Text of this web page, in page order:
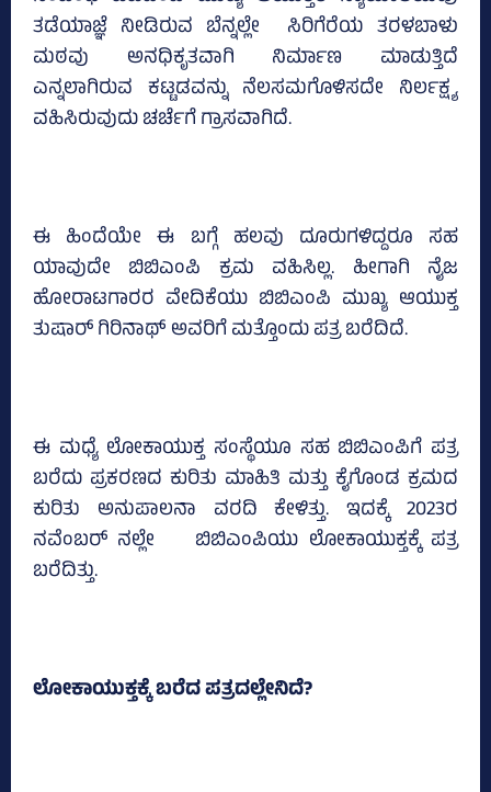
ತಡೆಯಾಜ್ಞೆ ನೀಡಿರುವ ಬೆನ್ನಲ್ಲೇ ಸಿರಿಗೆರೆಯ ತರಳಬಾಳು
ಮಠವು ಅನಧಿಕೃತವಾಗಿ ನಿರ್ಮಾಣ ಮಾಡುತ್ತಿದೆ
ಎನ್ನಲಾಗಿರುವ ಕಟ್ಟಡವನ್ನು ನೆಲಸಮಗೊಳಿಸದೇ ನಿರ್ಲಕ್ಷ್ಯ
ವಹಿಸಿರುವುದು ಚರ್ಚೆಗೆ ಗ್ರಾಸವಾಗಿದೆ.
ಈ ಹಿಂದೆಯೇ ಈ ಬಗ್ಗೆ ಹಲವು ದೂರುಗಳಿದ್ದರೂ ಸಹ
ಯಾವುದೇ ಬಿಬಿಎಂಪಿ ಕ್ರಮ ವಹಿಸಿಲ್ಲ. ಹೀಗಾಗಿ ನೈಜ
ಹೋರಾಟಗಾರರ ವೇದಿಕೆಯು ಬಿಬಿಎಂಪಿ ಮುಖ್ಯ ಆಯುಕ್ತ
ತುಷಾರ್‌ ಗಿರಿನಾಥ್‌ ಅವರಿಗೆ ಮತ್ತೊಂದು ಪತ್ರ ಬರೆದಿದೆ.
ಈ ಮಧ್ಯೆ ಲೋಕಾಯುಕ್ತ ಸಂಸ್ಥೆಯೂ ಸಹ ಬಿಬಿಎಂಪಿಗೆ ಪತ್ರ
ಬರೆದು ಪ್ರಕರಣದ ಕುರಿತು ಮಾಹಿತಿ ಮತ್ತು ಕೈಗೊಂಡ ಕ್ರಮದ
ಕುರಿತು ಅನುಪಾಲನಾ ವರದಿ ಕೇಳಿತ್ತು. ಇದಕ್ಕೆ 2023ರ
ನವೆಂಬರ್ ನಲ್ಲೇ ಬಿಬಿಎಂಪಿಯು ಲೋಕಾಯುಕ್ತಕ್ಕೆ ಪತ್ರ
ಬರೆದಿತ್ತು.
ಲೋಕಾಯುಕ್ತಕ್ಕೆ ಬರೆದ ಪತ್ರದಲ್ಲೇನಿದೆ?